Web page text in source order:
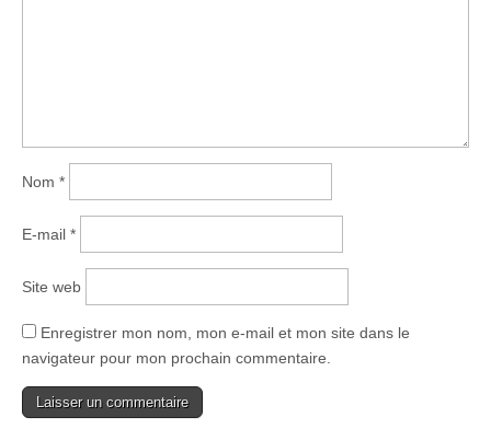
Nom *
E-mail *
Site web
Enregistrer mon nom, mon e-mail et mon site dans le
navigateur pour mon prochain commentaire.